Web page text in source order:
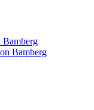
Bamberg
Bamberg